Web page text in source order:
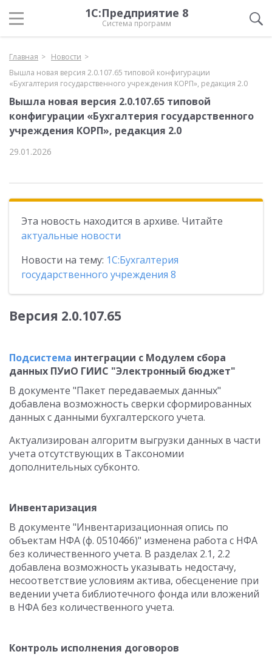
1С:Предприятие 8
Система программ
Главная
Новости
Вышла новая версия 2.0.107.65 типовой конфигурации
«Бухгалтерия государственного учреждения КОРП», редакция 2.0
Вышла новая версия 2.0.107.65 типовой
конфигурации «Бухгалтерия государственного
учреждения КОРП», редакция 2.0
29.01.2026
Эта новость находится в архиве. Читайте
актуальные новости
Новости на тему: 1С:Бухгалтерия
государственного учреждения 8
Версия 2.0.107.65
Подсистема интеграции с Модулем сбора
данных ПУиО ГИИС "Электронный бюджет"
В документе "Пакет передаваемых данных"
добавлена возможность сверки сформированных
данных с данными бухгалтерского учета.
Актуализирован алгоритм выгрузки данных в части
учета отсутствующих в Таксономии
дополнительных субконто.
Инвентаризация
В документе "Инвентаризационная опись по
объектам НФА (ф. 0510466)" изменена работа с НФА
без количественного учета. В разделах 2.1, 2.2
добавлена возможность указывать недостачу,
несоответствие условиям актива, обесценение при
ведении учета библиотечного фонда или вложений
в НФА без количественного учета.
Контроль исполнения договоров